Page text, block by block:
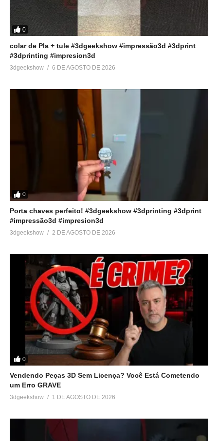
0
colar de Pla + tule #3dgeekshow #impressão3d #3dprint
#3dprinting #impresion3d
3dgeekshow 6 DE AGOSTO DE 2026
0
Porta chaves perfeito! #3dgeekshow #3dprinting #3dprint
#impressão3d #impresion3d
3dgeekshow 2 DE AGOSTO DE 2026
0
Vendendo Peças 3D Sem Licença? Você Está Cometendo
um Erro GRAVE
3dgeekshow 1 DE AGOSTO DE 2026